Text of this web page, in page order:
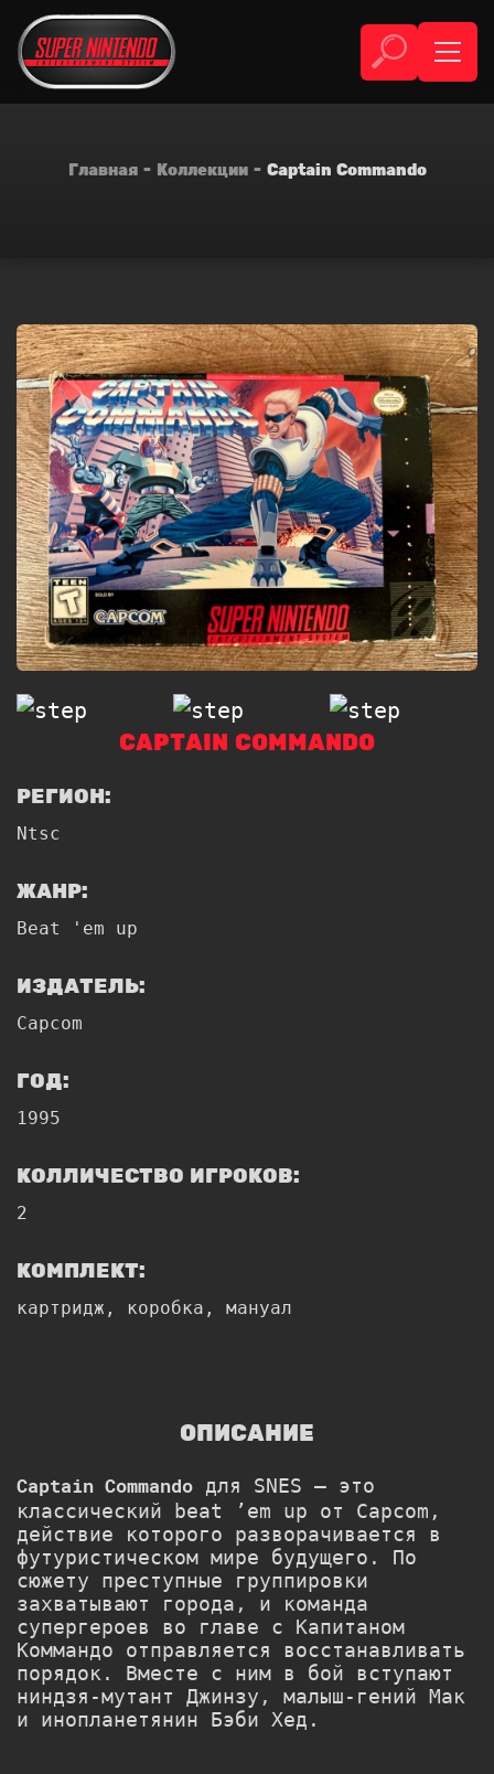
Главная Коллекции Captain Commando
CAPTAIN COMMANDO
РЕГИОН:
Ntsc
ЖАНР:
Beat 'em up
ИЗДАТЕЛЬ:
Capcom
ГОД:
1995
КОЛЛИЧЕСТВО ИГРОКОВ:
2
КОМПЛЕКТ:
картридж, коробка, мануал
ОПИСАНИЕ
Captain Commando для SNES — это
классический beat ’em up от Capcom ,
действие которого разворачивается в
футуристическом мире будущего. По
сюжету преступные группировки
захватывают города, и команда
супергероев во главе с Капитаном
Коммандо отправляется восстанавливать
порядок. Вместе с ним в бой вступают
ниндзя-мутант Джинзу, малыш-гений Мак
и инопланетянин Бэби Хед.